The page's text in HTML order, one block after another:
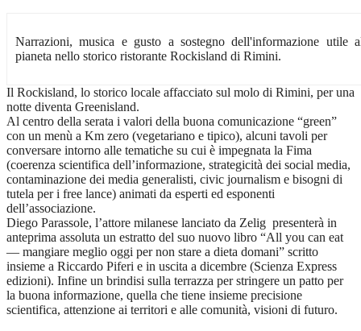
Narrazioni, musica e gusto a sostegno dell'informazione utile
pianeta nello storico ristorante Rockisland di Rimini.
Il Rockisland, lo storico locale affacciato sul molo di Rimini, per una
notte diventa Greenisland.
Al centro della serata i valori della buona comunicazione “green”
con un menù a Km zero (vegetariano e tipico), alcuni tavoli per
conversare intorno alle tematiche su cui è impegnata la Fima
(coerenza scientifica dell’informazione, strategicità dei social media,
contaminazione dei media generalisti, civic journalism e bisogni di
tutela per i free lance) animati da esperti ed esponenti
dell’associazione.
Diego Parassole, l’attore milanese lanciato da Zelig presenterà in
anteprima assoluta un estratto del suo nuovo libro “All you can eat
— mangiare meglio oggi per non stare a dieta domani” scritto
insieme a Riccardo Piferi e in uscita a dicembre (Scienza Express
edizioni). Infine un brindisi sulla terrazza per stringere un patto per
la buona informazione, quella che tiene insieme precisione
scientifica, attenzione ai territori e alle comunità, visioni di futuro.